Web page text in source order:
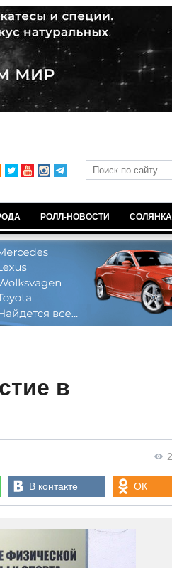
РОЛЛ-НОВОСТИ СОЛЯНКА
в
В контакте ОК